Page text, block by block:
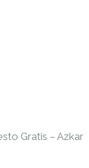
Gratis – Azkar